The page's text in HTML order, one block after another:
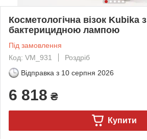
Косметологічна візок Kubika з
бактерицидною лампою
Під замовлення
Код: VM_931
Роздріб
Відправка з 10 серпня 2026
6 818 ₴
Купити